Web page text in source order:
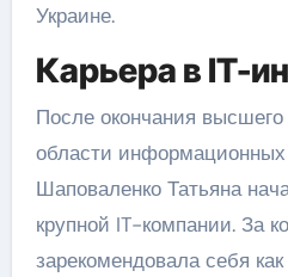
Украине.
Карьера в IT-
После окончания
области информационных
Шаповаленко Татьяна
крупной IT-компании. За
зарекомендовала себя как